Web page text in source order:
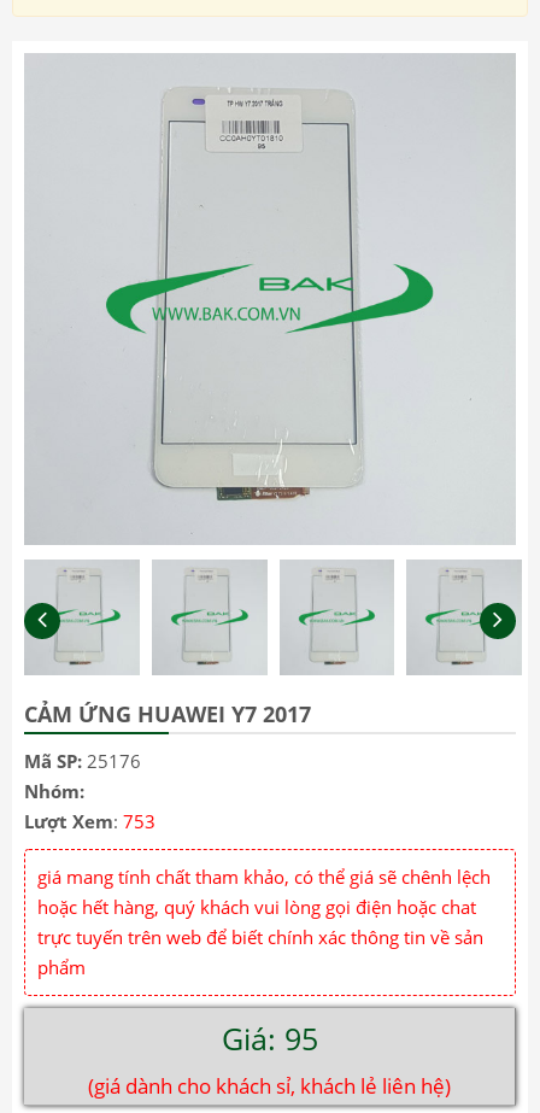
CẢM ỨNG HUAWEI Y7 2017
Mã SP: 25176
Nhóm:
Lượt Xem: 753
giá mang tính chất tham khảo, có thể giá sẽ chênh lệch
hoặc hết hàng, quý khách vui lòng gọi điện hoặc chat
trực tuyến trên web để biết chính xác thông tin về sản
phẩm
Giá: 95
(giá dành cho khách sỉ, khách lẻ liên hệ)